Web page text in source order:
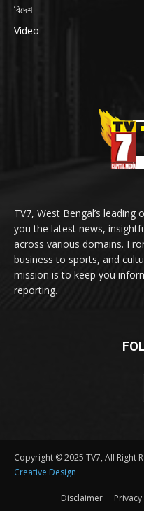
বিদেশ
Video
TV7, West Bengal’s
you the latest news,
across various domains.
business to sports, and
mission is to keep you
reporting.
Copyright © 2025 TV7, All Right
Creative Design
Disclaimer Privacy